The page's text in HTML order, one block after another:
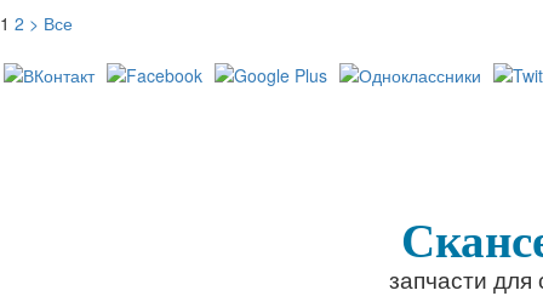
1 2 > Все
запчасти для